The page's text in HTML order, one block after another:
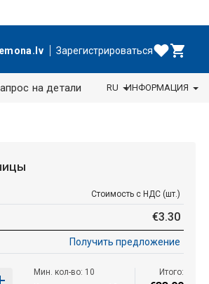
Зарегистрироваться
на детали RU ИНФОРМАЦИЯ
Стоимость с НДС (шт.)
€3.30
Получить предложение
Мин. кол-во: 10
Итого: